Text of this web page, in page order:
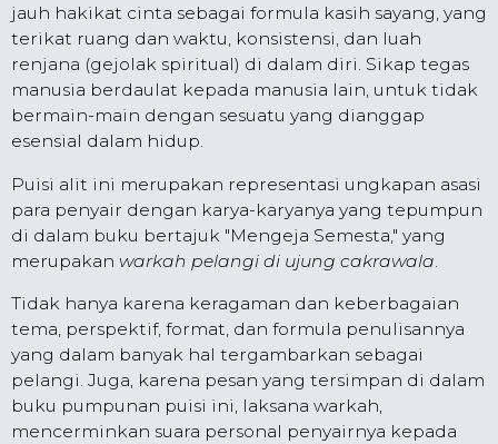
jauh hakikat cinta sebagai formula kasih sayang, yang
terikat ruang dan waktu, konsistensi, dan luah
renjana (gejolak spiritual) di dalam diri. Sikap tegas
manusia berdaulat kepada manusia lain, untuk tidak
bermain-main dengan sesuatu yang dianggap
esensial dalam hidup.
Puisi alit ini merupakan representasi ungkapan asasi
para penyair dengan karya-karyanya yang tepumpun
di dalam buku bertajuk "Mengeja Semesta," yang
merupakan warkah pelangi di ujung cakrawala.
Tidak hanya karena keragaman dan keberbagaian
tema, perspektif, format, dan formula penulisannya
yang dalam banyak hal tergambarkan sebagai
pelangi. Juga, karena pesan yang tersimpan di dalam
buku pumpunan puisi ini, laksana warkah,
mencerminkan suara personal penyairnya kepada